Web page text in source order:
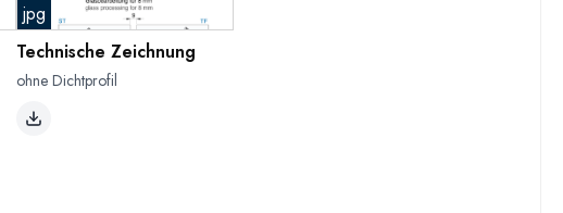
jpg
Technische Zeichnung
ohne Dichtprofil